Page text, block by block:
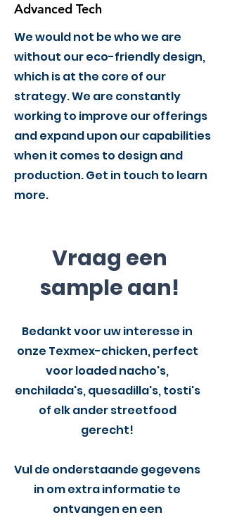
Advanced Tech
We would not be who we are
without our eco-friendly design,
which is at the core of our
strategy. We are constantly
working to improve our offerings
and expand upon our capabilities
when it comes to design and
production. Get in touch to learn
more.
Vraag een
sample aan!
Bedankt voor uw interesse in
onze Texmex-chicken, perfect
voor loaded nacho's,
enchilada's, quesadilla's, tosti's
of elk ander streetfood
gerecht!
Vul de onderstaande gegevens
in om extra informatie te
ontvangen en een